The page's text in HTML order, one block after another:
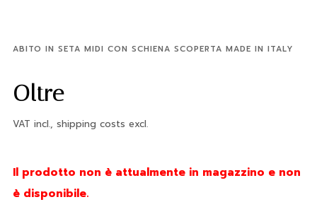
ABITO IN SETA MIDI CON SCHIENA SCOPERTA MADE IN ITALY
Oltre
VAT incl., shipping costs excl.
Il prodotto non è attualmente in magazzino e non
è disponibile.